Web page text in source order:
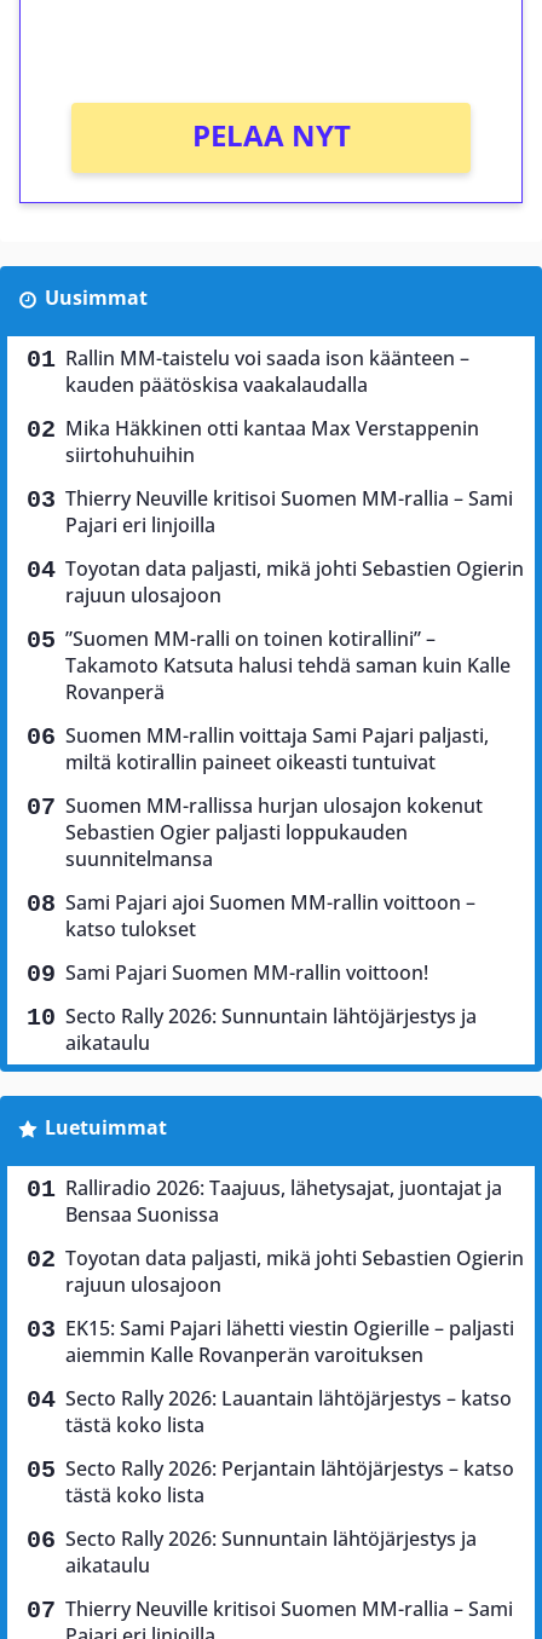
PELAA NYT
Uusimmat
Rallin MM-taistelu voi saada ison käänteen –
kauden päätöskisa vaakalaudalla
Mika Häkkinen otti kantaa Max Verstappenin
siirtohuhuihin
Thierry Neuville kritisoi Suomen MM-rallia – Sami
Pajari eri linjoilla
Toyotan data paljasti, mikä johti Sebastien Ogierin
rajuun ulosajoon
”Suomen MM-ralli on toinen kotirallini” –
Takamoto Katsuta halusi tehdä saman kuin Kalle
Rovanperä
Suomen MM-rallin voittaja Sami Pajari paljasti,
miltä kotirallin paineet oikeasti tuntuivat
Suomen MM-rallissa hurjan ulosajon kokenut
Sebastien Ogier paljasti loppukauden
suunnitelmansa
Sami Pajari ajoi Suomen MM-rallin voittoon –
katso tulokset
Sami Pajari Suomen MM-rallin voittoon!
Secto Rally 2026: Sunnuntain lähtöjärjestys ja
aikataulu
Luetuimmat
Ralliradio 2026: Taajuus, lähetysajat, juontajat ja
Bensaa Suonissa
Toyotan data paljasti, mikä johti Sebastien Ogierin
rajuun ulosajoon
EK15: Sami Pajari lähetti viestin Ogierille – paljasti
aiemmin Kalle Rovanperän varoituksen
Secto Rally 2026: Lauantain lähtöjärjestys – katso
tästä koko lista
Secto Rally 2026: Perjantain lähtöjärjestys – katso
tästä koko lista
Secto Rally 2026: Sunnuntain lähtöjärjestys ja
aikataulu
Thierry Neuville kritisoi Suomen MM-rallia – Sami